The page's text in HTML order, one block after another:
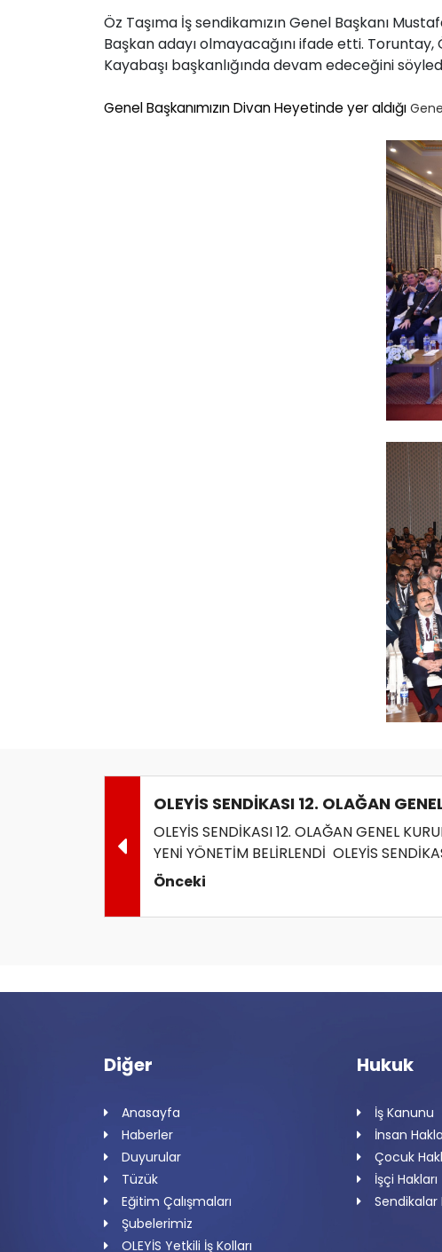
Öz Taşıma İş sendikamızın Genel Başkanı
Başkan adayı olmayacağını ifade etti.
Kayabaşı başkanlığında devam edeceğini
Genel Başkanımızın Divan Heyetinde yer aldığı
OLEYİS SENDİKASI 12. OLAĞAN
OLEYİS SENDİKASI 12. OLAĞAN GENEL
YENİ YÖNETİM BELİRLENDİ OLEYİS
Önceki
Diğer
Anasayfa
Haberler
Duyurular
Tüzük
Eğitim Çalışmaları
Şubelerimiz
OLEYİS Yetkili İş Kolları
Hukuk
İş Kanunu
İnsan
Çocuk
İşçi Hakları
Sendikalar